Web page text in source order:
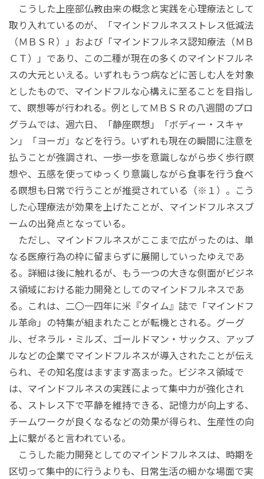
こうした上座部仏教由来の概念と実践を心理療法として
取り入れているのが、「マインドフルネスストレス低減法
（ＭＢＳＲ）」および「マインドフルネス認知療法（ＭＢ
ＣＴ）」であり、この二種が現在の多くのマインドフルネ
スの大元といえる。いずれもうつ病などに苦しむ人を対象
としたもので、マインドフルな心構えに至ることを目指し
て、瞑想等が行われる。例としてＭＢＳＲの八週間のプロ
グラムでは、週六日、「静座瞑想」「ボディー・スキャ
ン」「ヨーガ」などを行う。いずれも現在の瞬間に注意を
払うことが強調され、一歩一歩を意識しながら歩く歩行瞑
想や、五感を使ってゆっくり意識しながら食事を行う食べ
る瞑想も日常で行うことが推奨されている（※１）。こう
した心理療法が効果を上げたことが、マインドフルネスブ
ームの出発点となっている。
ただし、マインドフルネスがここまで広がったのは、単
なる医療行為の枠に留まらずに展開していったゆえであ
る。詳細は後に触れるが、もう一つの大きな側面がビジネ
ス領域における能力開発としてのマインドフルネスであ
る。これは、二〇一四年に米『タイム』誌で「マインドフ
ル革命」の特集が組まれたことが転機とされる。グーグ
ル、ゼネラル・ミルズ、ゴールドマン・サックス、アップ
ルなどの企業でマインドフルネスが導入されたことが伝え
られ、その知名度はますます高まった。ビジネス領域で
は、マインドフルネスの実践によって集中力が強化され
る、ストレス下で平静を維持できる、記憶力が向上する、
チームワークが良くなるなどの効果が得られ、生産性の向
上に繫がると言われている。
こうした能力開発としてのマインドフルネスは、時期を
区切って集中的に行うよりも、日常生活の細かな場面で実